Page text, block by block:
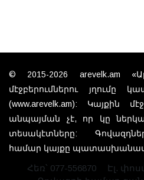
© 2015-2026 arevelk.am
մէջբերումներու յղումը
(www.arevelk.am): Կայքին
անպայման չէ, որ կը
տեսակէտները:
համար կայքը
Հեռ՝ 077-556870
Էլ.